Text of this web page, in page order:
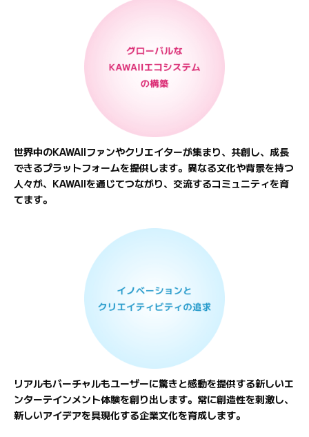
世界中のKAWAIIファンやクリエイターが集まり、共創し、成長
できるプラットフォームを提供します。異なる文化や背景を持つ
人々が、KAWAIIを通じてつながり、交流するコミュニティを育
てます。
リアルもバーチャルもユーザーに驚きと感動を提供する新しいエ
ンターテインメント体験を創り出します。常に創造性を刺激し、
新しいアイデアを具現化する企業文化を育成します。